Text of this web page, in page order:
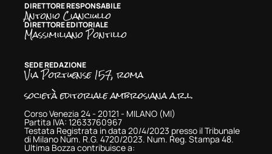
DIRETTORE RESPONSABILE
Antonio Cianciullo
DIRETTORE EDITORIALE
Massimiliano Pontillo
SEDE REDAZIONE
Via Portuense 157, roma
società editoriale ambrosiana a.r.l.
Corso Venezia 24 - 20121 - MILANO (MI)
Partita IVA: 12633760967
Testata Registrata in data 20/4/2023 presso il Tribunale
di Milano Num. R.G. 4720/2023. Num. Reg. Stampa 48.
Ultima Bozza contribuisce a: